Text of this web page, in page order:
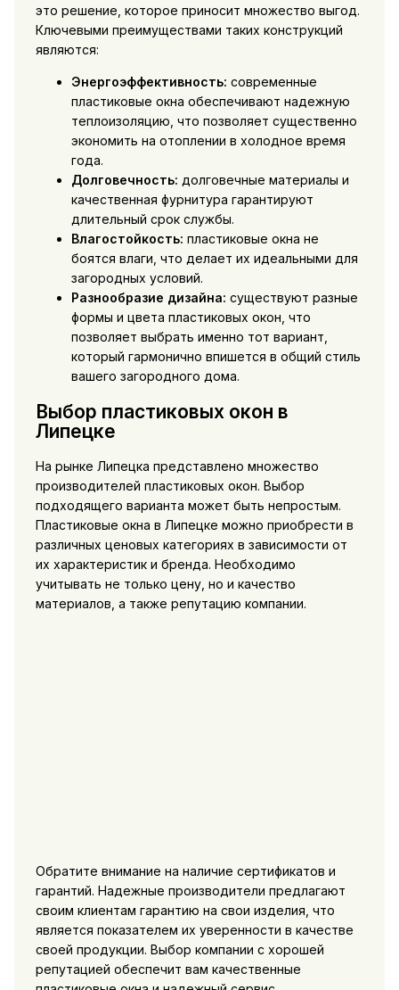
это решение, которое приносит множество выгод.
Ключевыми преимуществами таких конструкций
являются:
Энергоэффективность: современные
пластиковые окна обеспечивают надежную
теплоизоляцию, что позволяет существенно
экономить на отоплении в холодное время
года.
Долговечность: долговечные материалы и
качественная фурнитура гарантируют
длительный срок службы.
Влагостойкость: пластиковые окна не
боятся влаги, что делает их идеальными для
загородных условий.
Разнообразие дизайна: существуют разные
формы и цвета пластиковых окон, что
позволяет выбрать именно тот вариант,
который гармонично впишется в общий стиль
вашего загородного дома.
Выбор пластиковых окон в
Липецке
На рынке Липецка представлено множество
производителей пластиковых окон. Выбор
подходящего варианта может быть непростым.
Пластиковые окна в Липецке можно приобрести в
различных ценовых категориях в зависимости от
их характеристик и бренда. Необходимо
учитывать не только цену, но и качество
материалов, а также репутацию компании.
Обратите внимание на наличие сертификатов и
гарантий. Надежные производители предлагают
своим клиентам гарантию на свои изделия, что
является показателем их уверенности в качестве
своей продукции. Выбор компании с хорошей
репутацией обеспечит вам качественные